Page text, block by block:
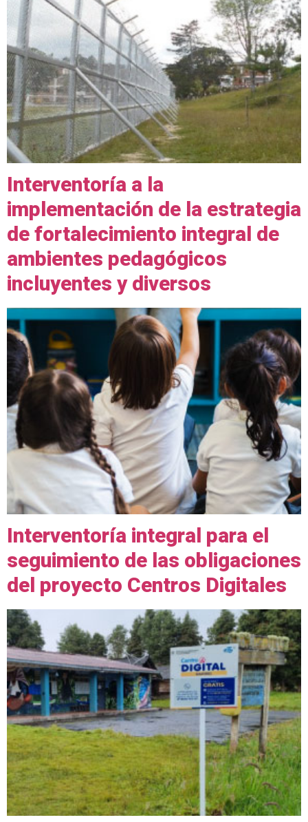
Interventoría a la
implementación de la estrategia
de fortalecimiento integral de
ambientes pedagógicos
incluyentes y diversos
Interventoría integral para el
seguimiento de las obligaciones
del proyecto Centros Digitales